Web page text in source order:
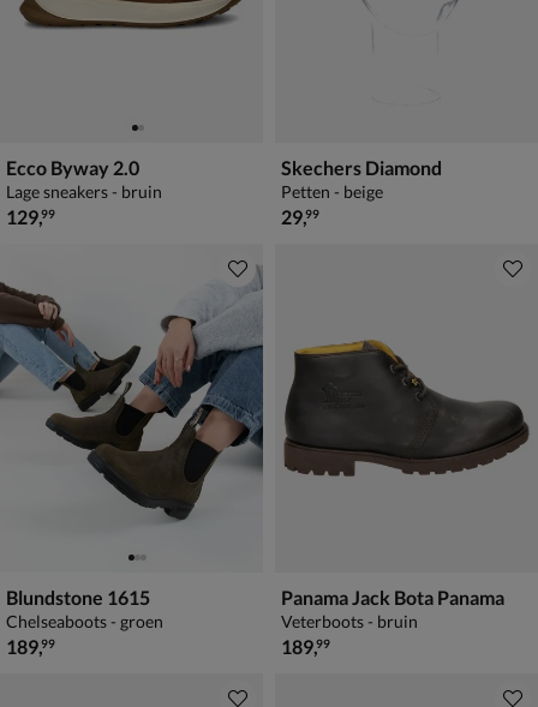
Ecco Byway 2.0
Lage sneakers - bruin
€ 129,99
129,99
Skechers Diamond
Petten - beige
€ 29,99
29,99
Blundstone 1615
Chelseaboots - groen
€ 189,99
189,99
Panama Jack Bota Panama
Veterboots - bruin
€ 189,99
189,99